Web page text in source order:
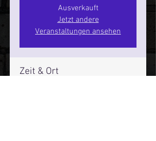
Ausverkauft
Jetzt andere
Veranstaltungen ansehen
Zeit & Ort